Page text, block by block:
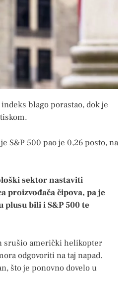
blago porastao, dok je
S&P 500 pao je 0,26 posto, na
sektor nastaviti
proizvođača čipova, pa je
plusu bili i S&P 500 te
srušio američki helikopter
odgovoriti na taj napad.
što je ponovno dovelo u